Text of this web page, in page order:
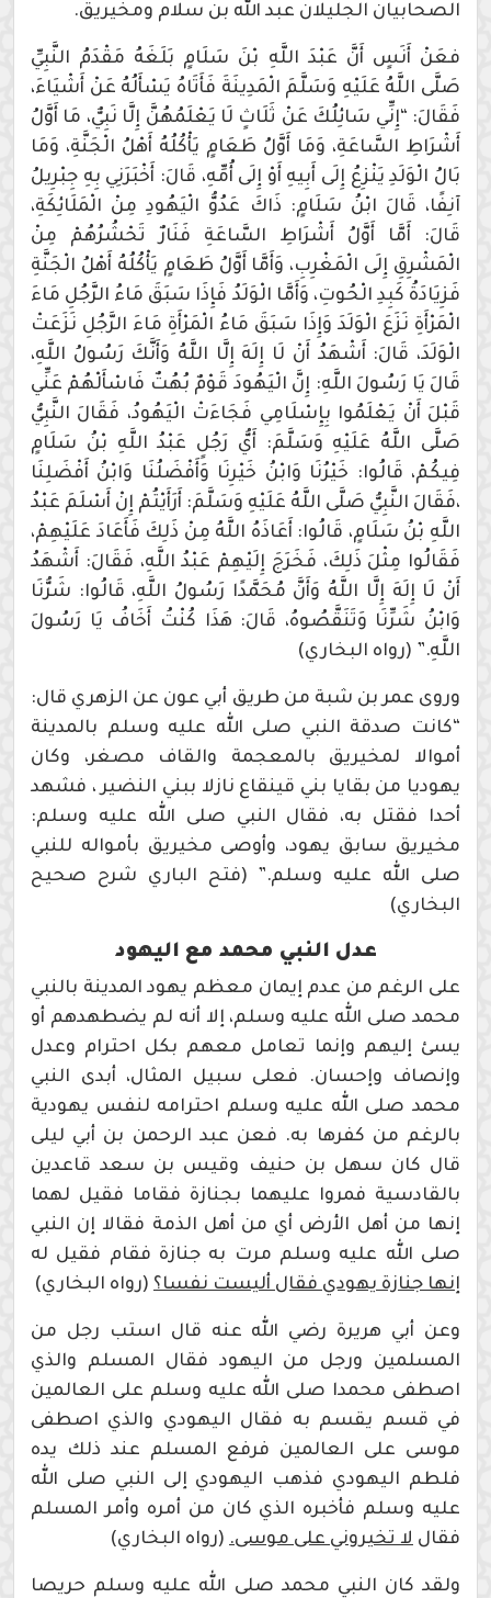
الصحابيان الجليلان عبد الله بن سلام ومخيريق.
فعَنْ أَنَسٍ أَنَّ عَبْدَ اللَّهِ بْنَ سَلَامٍ بَلَغَهُ مَقْدَمُ النَّبِيِّ
صَلَّى اللَّهُ عَلَيْهِ وَسَلَّمَ الْمَدِينَةَ فَأَتَاهُ يَسْأَلُهُ عَنْ أَشْيَاءَ،
فَقَالَ: “إِنِّي سَائِلُكَ عَنْ ثَلَاثٍ لَا يَعْلَمُهُنَّ إِلَّا نَبِيٌّ، مَا أَوَّلُ
أَشْرَاطِ السَّاعَةِ، وَمَا أَوَّلُ طَعَامٍ يَأْكُلُهُ أَهْلُ الْجَنَّةِ، وَمَا
بَالُ الْوَلَدِ يَنْزِعُ إِلَى أَبِيهِ أَوْ إِلَى أُمِّهِ، قَالَ: أَخْبَرَنِي بِهِ جِبْرِيلُ
آنِفًا، قَالَ ابْنُ سَلَامٍ: ذَاكَ عَدُوُّ الْيَهُودِ مِنْ الْمَلَائِكَةِ،
قَالَ: أَمَّا أَوَّلُ أَشْرَاطِ السَّاعَةِ فَنَارٌ تَحْشُرُهُمْ مِنْ
الْمَشْرِقِ إِلَى الْمَغْرِبِ، وَأَمَّا أَوَّلُ طَعَامٍ يَأْكُلُهُ أَهْلُ الْجَنَّةِ
فَزِيَادَةُ كَبِدِ الْحُوتِ، وَأَمَّا الْوَلَدُ فَإِذَا سَبَقَ مَاءُ الرَّجُلِ مَاءَ
الْمَرْأَةِ نَزَعَ الْوَلَدَ وَإِذَا سَبَقَ مَاءُ الْمَرْأَةِ مَاءَ الرَّجُلِ نَزَعَتْ
الْوَلَدَ، قَالَ: أَشْهَدُ أَنْ لَا إِلَهَ إِلَّا اللَّهُ وَأَنَّكَ رَسُولُ اللَّهِ،
قَالَ يَا رَسُولَ اللَّهِ: إِنَّ الْيَهُودَ قَوْمٌ بُهُتٌ فَاسْأَلْهُمْ عَنِّي
قَبْلَ أَنْ يَعْلَمُوا بِإِسْلَامِي فَجَاءَتْ الْيَهُودُ، فَقَالَ النَّبِيُّ
صَلَّى اللَّهُ عَلَيْهِ وَسَلَّمَ: أَيُّ رَجُلٍ عَبْدُ اللَّهِ بْنُ سَلَامٍ
فِيكُمْ، قَالُوا: خَيْرُنَا وَابْنُ خَيْرِنَا وَأَفْضَلُنَا وَابْنُ أَفْضَلِنَا
،فَقَالَ النَّبِيُّ صَلَّى اللَّهُ عَلَيْهِ وَسَلَّمَ: أَرَأَيْتُمْ إِنْ أَسْلَمَ عَبْدُ
اللَّهِ بْنُ سَلَامٍ، قَالُوا: أَعَاذَهُ اللَّهُ مِنْ ذَلِكَ فَأَعَادَ عَلَيْهِمْ،
فَقَالُوا مِثْلَ ذَلِكَ، فَخَرَجَ إِلَيْهِمْ عَبْدُ اللَّهِ، فَقَالَ: أَشْهَدُ
أَنْ لَا إِلَهَ إِلَّا اللَّهُ وَأَنَّ مُحَمَّدًا رَسُولُ اللَّهِ، قَالُوا: شَرُّنَا
وَابْنُ شَرِّنَا وَتَنَقَّصُوهُ، قَالَ: هَذَا كُنْتُ أَخَافُ يَا رَسُولَ
اللَّهِ.” (رواه البخاري)
وروى عمر بن شبة من طريق أبي عون عن الزهري قال:
“كانت صدقة النبي صلى الله عليه وسلم بالمدينة
أموالا لمخيريق بالمعجمة والقاف مصغر، وكان
يهوديا من بقايا بني قينقاع نازلا ببني النضير ، فشهد
أحدا فقتل به، فقال النبي صلى الله عليه وسلم:
مخيريق سابق يهود، وأوصى مخيريق بأمواله للنبي
صلى الله عليه وسلم.” (فتح الباري شرح صحيح
البخاري)
عدل النبي محمد مع اليهود
على الرغم من عدم إيمان معظم يهود المدينة بالنبي
محمد صلى الله عليه وسلم، إلا أنه لم يضطهدهم أو
يسئ إليهم وإنما تعامل معهم بكل احترام وعدل
وإنصاف وإحسان. فعلى سبيل المثال، أبدى النبي
محمد صلى الله عليه وسلم احترامه لنفس يهودية
بالرغم من كفرها به. فعن عبد الرحمن بن أبي ليلى
قال كان سهل بن حنيف وقيس بن سعد قاعدين
بالقادسية فمروا عليهما بجنازة فقاما فقيل لهما
إنها من أهل الأرض أي من أهل الذمة فقالا إن النبي
صلى الله عليه وسلم مرت به جنازة فقام فقيل له
إنها جنازة يهودي فقال أليست نفسا؟ (رواه البخاري)
وعن أبي هريرة رضي الله عنه قال استب رجل من
المسلمين ورجل من اليهود فقال المسلم والذي
اصطفى محمدا صلى الله عليه وسلم على العالمين
في قسم يقسم به فقال اليهودي والذي اصطفى
موسى على العالمين فرفع المسلم عند ذلك يده
فلطم اليهودي فذهب اليهودي إلى النبي صلى الله
عليه وسلم فأخبره الذي كان من أمره وأمر المسلم
فقال لا تخيروني على موسى. (رواه البخاري)
ولقد كان النبي محمد صلى الله عليه وسلم حريصا